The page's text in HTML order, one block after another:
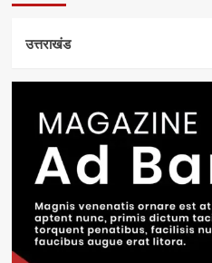
उत्तराखंड